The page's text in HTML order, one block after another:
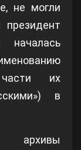
не могли
их
в